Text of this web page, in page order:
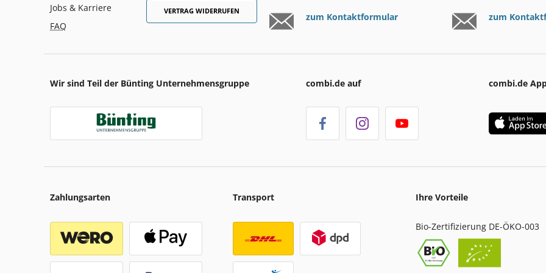
Jobs & Karriere
FAQ
VERTRAG WIDERRUFEN
zum Kontaktformular zum
Wir sind Teil der Bünting Unternehmensgruppe combi.de auf combi.de
Zahlungsarten Transport Ihre Vorteile
Bio-Zertifizierung DE-ÖKO-003